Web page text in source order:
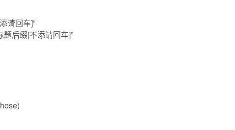
请回车]”
题后缀[不添请回车]”